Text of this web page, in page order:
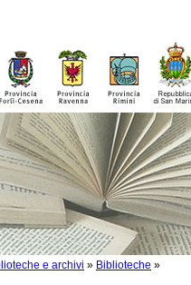
e archivi » Biblioteche »